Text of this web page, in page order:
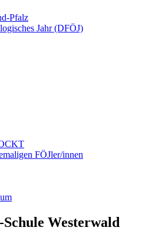
Pfalz
Jahr (DFÖJ)
FÖJler/innen
Westerwald